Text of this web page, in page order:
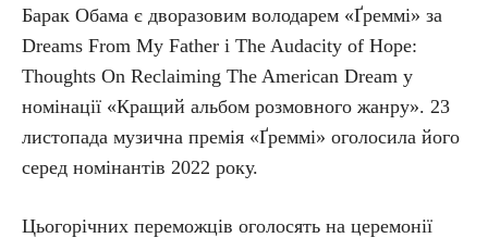
Барак Обама є дворазовим володарем «Ґреммі» за
Dreams From My Father і The Audacity of Hope:
Thoughts On Reclaiming The American Dream у
номінації «Кращий альбом розмовного жанру». 23
листопада музична премія «Ґреммі» оголосила його
серед номінантів 2022 року.
Цьогорічних переможців оголосять на церемонії